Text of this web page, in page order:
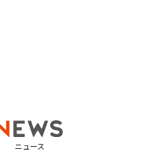
ニュース